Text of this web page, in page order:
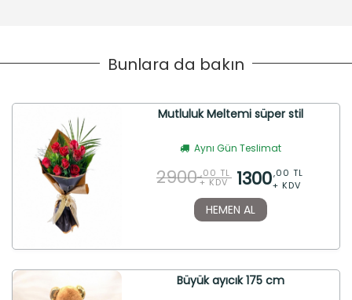
Bunlara da bakın
Mutluluk Meltemi süper stil
Aynı Gün Teslimat
2900 ,00 TL
+ KDV 1300,00 TL
+ KDV
HEMEN AL
Büyük ayıcık 175 cm